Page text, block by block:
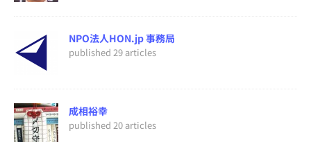
NPO法人HON.jp 事務局
published 29 articles
成相裕幸
published 20 articles